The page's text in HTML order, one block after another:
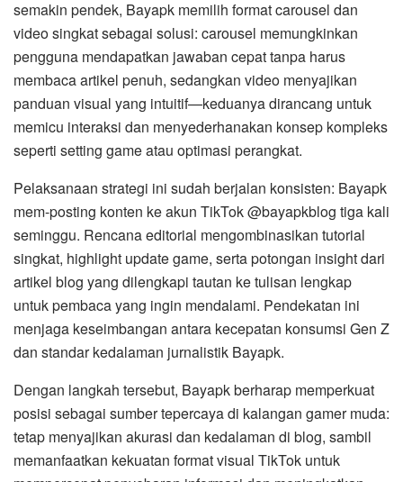
semakin pendek, Bayapk memilih format carousel dan
video singkat sebagai solusi: carousel memungkinkan
pengguna mendapatkan jawaban cepat tanpa harus
membaca artikel penuh, sedangkan video menyajikan
panduan visual yang intuitif—keduanya dirancang untuk
memicu interaksi dan menyederhanakan konsep kompleks
seperti setting game atau optimasi perangkat.
Pelaksanaan strategi ini sudah berjalan konsisten: Bayapk
mem-posting konten ke akun TikTok @bayapkblog tiga kali
seminggu. Rencana editorial mengombinasikan tutorial
singkat, highlight update game, serta potongan insight dari
artikel blog yang dilengkapi tautan ke tulisan lengkap
untuk pembaca yang ingin mendalami. Pendekatan ini
menjaga keseimbangan antara kecepatan konsumsi Gen Z
dan standar kedalaman jurnalistik Bayapk.
Dengan langkah tersebut, Bayapk berharap memperkuat
posisi sebagai sumber tepercaya di kalangan gamer muda:
tetap menyajikan akurasi dan kedalaman di blog, sambil
memanfaatkan kekuatan format visual TikTok untuk